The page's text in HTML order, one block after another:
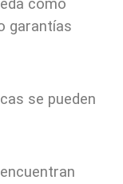
como
garantías
se pueden